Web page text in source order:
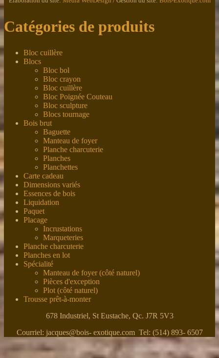
Catégories de produits
Bloc cuillère
Blocs
Bloc bol
Bloc crayon
Bloc cuillère
Bloc Poignée Couteau
Bloc sculpture
Blocs tournage
Bois brut
Baguette
Manteau de foyer
Planche charcuterie
Planches
Planchettes
Carte cadeau
Dimensions variés
Essences de bois
Liquidation
Paquet
Placage
Incrustations
Marqueteries
Planche charcuterie
Planches en lot
Spécialité
Manteau de foyer (côté naturel)
Pièces d'exception
Plot (côté naturel)
Trousse prêt-à-monter
678 Industriel, St Eustache, Qc. J7R 5V3
Courriel: jacques@bois- exotique.com Tel: (514) 893- 6507